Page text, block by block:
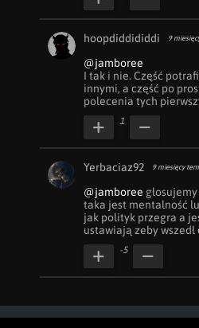
hoopdiddididdi 9
@jamboree
I tak i nie. Część
innymi, a część po
polecenia tych
1
Yerbaciaz92 9 miesięcy
@jamboree
taka jest mentalność
jak polityk przegra a
ustawiają zeby wszedł
-5